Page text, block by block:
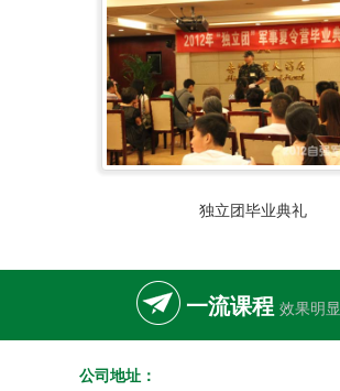
独立团毕业典礼
一流课程 效果明显
公司地址：